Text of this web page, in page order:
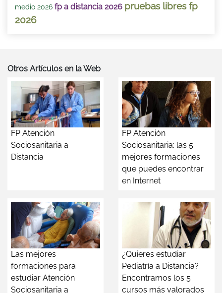
medio 2026 fp a distancia 2026 pruebas libres fp
2026
Otros Artículos en la Web
FP Atención
Sociosanitaria a
Distancia
FP Atención
Sociosanitaria: las 5
mejores formaciones
que puedes encontrar
en Internet
Las mejores
formaciones para
estudiar Atención
Sociosanitaria a
¿Quieres estudiar
Pediatría a Distancia?
Encontramos los 5
cursos más valorados